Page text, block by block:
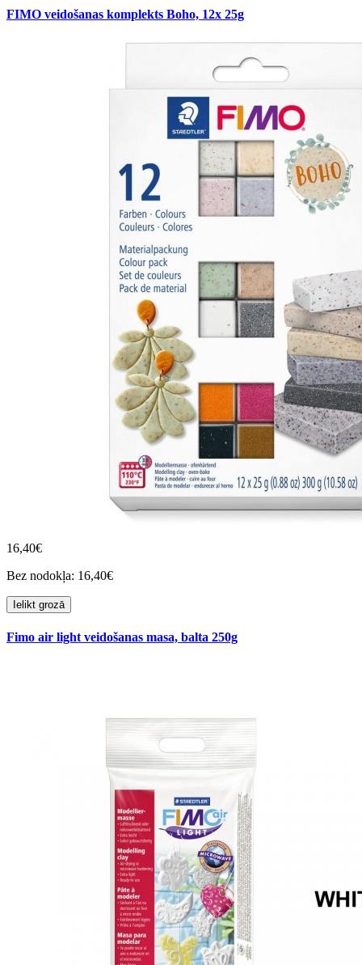
FIMO veidošanas komplekts Boho, 12x 25g
16,40€
Bez nodokļa: 16,40€
Ielikt grozā
Fimo air light veidošanas masa, balta 250g